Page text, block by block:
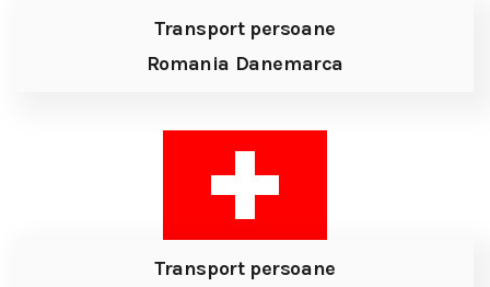
Transport persoane
Romania Danemarca
Transport persoane